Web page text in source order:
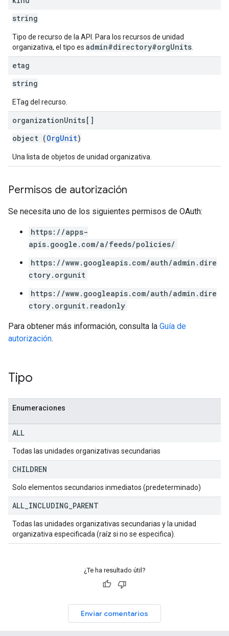
string
Tipo de recurso de la API. Para los recursos de unidad
organizativa, el tipo es admin#directory#orgUnits
etag
string
ETag del recurso.
organizationUnits[]
object (OrgUnit)
Una lista de objetos de unidad organizativa.
Permisos de autorización
Se necesita uno de los siguientes permisos de OAuth:
https://apps-
apis.google.com/a/feeds/policies/
https://www.googleapis.com/auth/admin.dire
ctory.orgunit
https://www.googleapis.com/auth/admin.dire
ctory.orgunit.readonly
Para obtener más información, consulta la Guía de
autorización.
Tipo
Enumeraciones
ALL
Todas las unidades organizativas secundarias
CHILDREN
Solo elementos secundarios inmediatos (predeterminado)
ALL INCLUDING PARENT
Todas las unidades organizativas secundarias y la unidad
organizativa especificada (raíz si no se especifica).
¿Te ha resultado útil?
Enviar comentarios